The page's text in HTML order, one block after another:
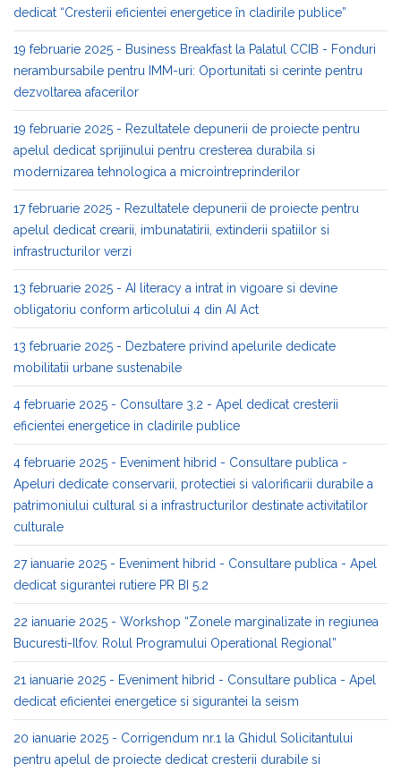
dedicat “Cresterii eficientei energetice în cladirile publice”
19 februarie 2025 - Business Breakfast la Palatul CCIB - Fonduri
nerambursabile pentru IMM-uri: Oportunitati si cerinte pentru
dezvoltarea afacerilor
19 februarie 2025 - Rezultatele depunerii de proiecte pentru
apelul dedicat sprijinului pentru cresterea durabila si
modernizarea tehnologica a microintreprinderilor
17 februarie 2025 - Rezultatele depunerii de proiecte pentru
apelul dedicat crearii, imbunatatirii, extinderii spatiilor si
infrastructurilor verzi
13 februarie 2025 - AI literacy a intrat in vigoare si devine
obligatoriu conform articolului 4 din AI Act
13 februarie 2025 - Dezbatere privind apelurile dedicate
mobilitatii urbane sustenabile
4 februarie 2025 - Consultare 3.2 - Apel dedicat cresterii
eficientei energetice in cladirile publice
4 februarie 2025 - Eveniment hibrid - Consultare publica -
Apeluri dedicate conservarii, protectiei si valorificarii durabile a
patrimoniului cultural si a infrastructurilor destinate activitatilor
culturale
27 ianuarie 2025 - Eveniment hibrid - Consultare publica - Apel
dedicat sigurantei rutiere PR BI 5.2
22 ianuarie 2025 - Workshop “Zonele marginalizate in regiunea
Bucuresti-Ilfov. Rolul Programului Operational Regional”
21 ianuarie 2025 - Eveniment hibrid - Consultare publica - Apel
dedicat eficientei energetice si sigurantei la seism
20 ianuarie 2025 - Corrigendum nr.1 la Ghidul Solicitantului
pentru apelul de proiecte dedicat cresterii durabile si